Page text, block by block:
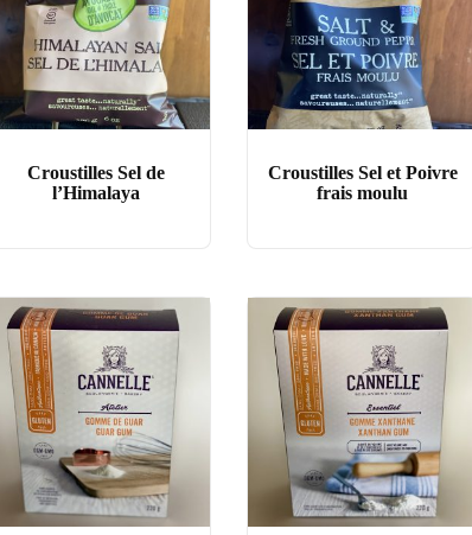
Croustilles Sel de
l’Himalaya
Croustilles Sel et Poivre
frais moulu